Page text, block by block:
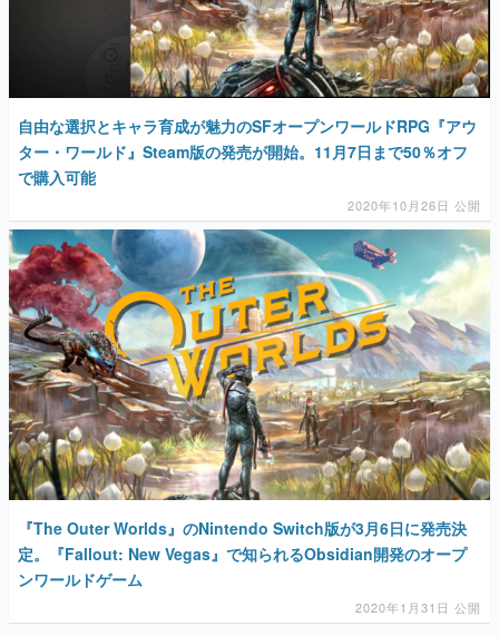
自由な選択とキャラ育成が魅力のSFオープンワールドRPG『アウ
ター・ワールド』Steam版の発売が開始。11月7日まで50％オフ
で購入可能
2020年10月26日 公開
『The Outer Worlds』のNintendo Switch版が3月6日に発売決
定。『Fallout: New Vegas』で知られるObsidian開発のオープ
ンワールドゲーム
2020年1月31日 公開